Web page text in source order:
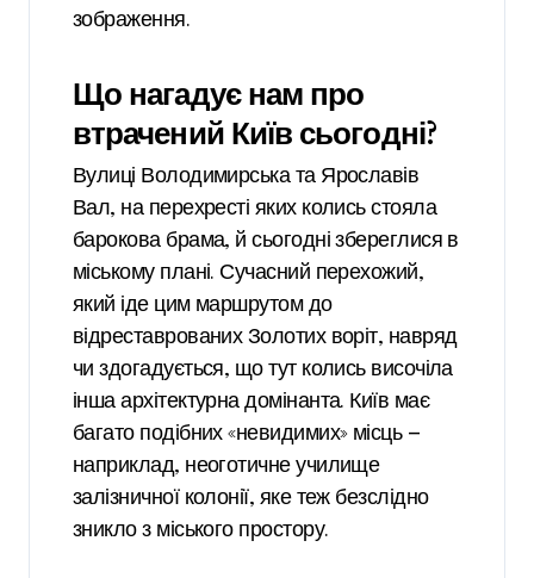
зображення.
Що нагадує нам про
втрачений Київ сьогодні?
Вулиці Володимирська та Ярославів
Вал, на перехресті яких колись стояла
барокова брама, й сьогодні збереглися в
міському плані. Сучасний перехожий,
який іде цим маршрутом до
відреставрованих Золотих воріт, навряд
чи здогадується, що тут колись височіла
інша архітектурна домінанта. Київ має
багато подібних «невидимих» місць —
наприклад, неоготичне училище
залізничної колонії, яке теж безслідно
зникло з міського простору.